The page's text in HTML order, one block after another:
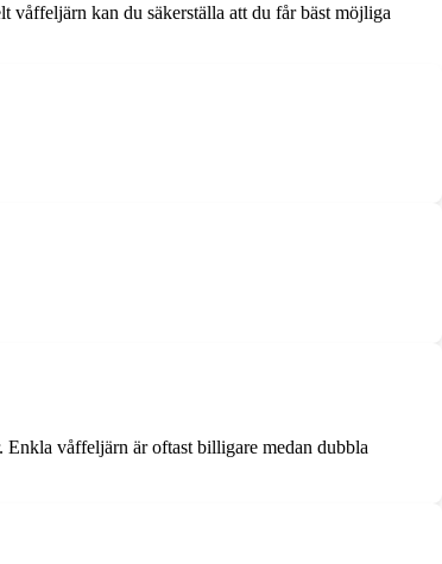
våffeljärn kan du säkerställa att du får bäst möjliga
våffeljärn är oftast billigare medan dubbla